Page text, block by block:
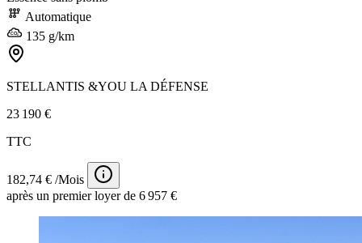
Automatique
135 g/km
STELLANTIS &YOU LA DÉFENSE
23 190 €
TTC
182,74 € /Mois
après un premier loyer de 6 957 €